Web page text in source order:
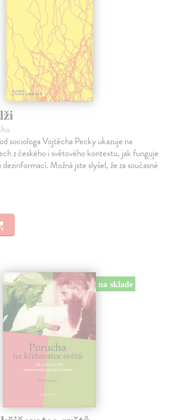
sociologa Vojtěcha Pecky ukazuje na
z českého i světového kontextu, jak funguje
Možná jste slyšel, že za současné
na sklade